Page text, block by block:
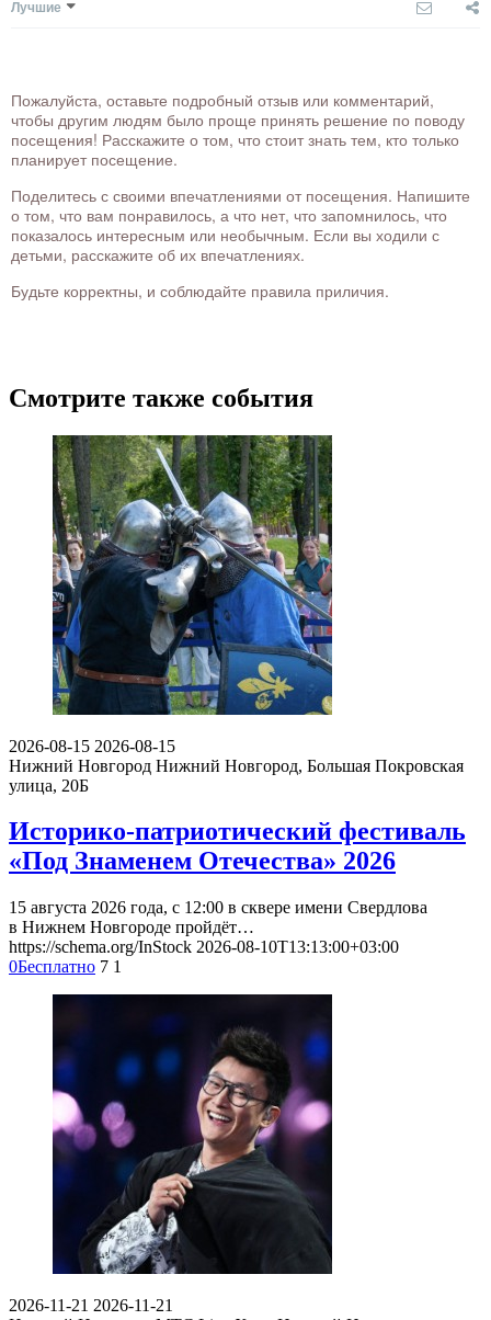
Лучшие
Пожалуйста, оставьте подробный отзыв или комментарий,
чтобы другим людям было проще принять решение по поводу
посещения! Расскажите о том, что стоит знать тем, кто только
планирует посещение.
Поделитесь с своими впечатлениями от посещения. Напишите
о том, что вам понравилось, а что нет, что запомнилось, что
показалось интересным или необычным. Если вы ходили с
детьми, расскажите об их впечатлениях.
Будьте корректны, и соблюдайте правила приличия.
Смотрите также события
2026-08-15 2026-08-15
Нижний Новгород Нижний Новгород, Большая Покровская
улица, 20Б
Историко-патриотический фестиваль
«Под Знаменем Отечества» 2026
15 августа 2026 года, с 12:00 в сквере имени Свердлова
в Нижнем Новгороде пройдёт…
https://schema.org/InStock 2026-08-10T13:13:00+03:00
0Бесплатно 7 1
2026-11-21 2026-11-21